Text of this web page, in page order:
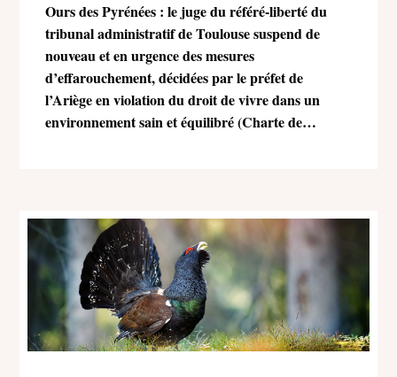
Ours des Pyrénées : le juge du référé-liberté du
tribunal administratif de Toulouse suspend de
nouveau et en urgence des mesures
d’effarouchement, décidées par le préfet de
l’Ariège en violation du droit de vivre dans un
environnement sain et équilibré (Charte de